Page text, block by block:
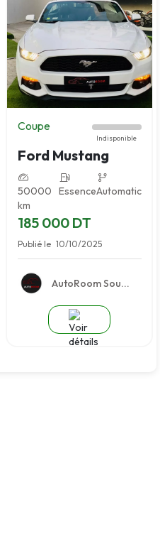
Coupe
Indisponible
Ford Mustang
50000
km
EssenceAutomatic
185 000 DT
Publié le 10/10/2025
AutoRoom Sou...